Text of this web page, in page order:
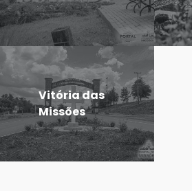
Vitória das
Missões